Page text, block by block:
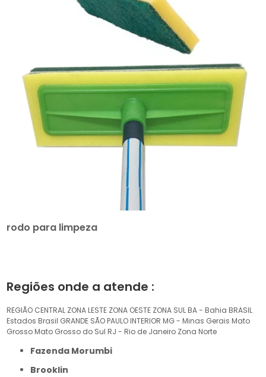
rodo para limpeza
Regiões onde a atende :
REGIÃO CENTRAL ZONA LESTE ZONA OESTE ZONA SUL BA - Bahia BRASIL
Estados Brasil GRANDE SÃO PAULO INTERIOR MG - Minas Gerais Mato
Grosso Mato Grosso do Sul RJ - Rio de Janeiro Zona Norte
Fazenda Morumbi
Brooklin